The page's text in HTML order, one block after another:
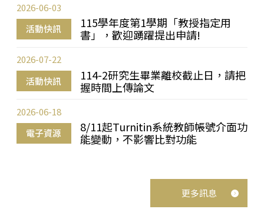
活動快訊
115學年度第1學期「教授指定用
書」，歡迎踴躍提出申請!
2026-06-03
活動快訊
114-2研究生畢業離校截止日，請把
握時間上傳論文
2026-07-22
電子資源
8/11起Turnitin系統教師帳號介面功
能變動，不影響比對功能
2026-06-18
更多訊息